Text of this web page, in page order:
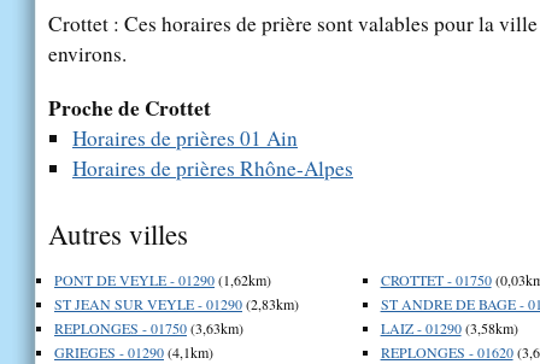
Crottet : Ces horaires de prière sont valables pour la
environs.
Proche de Crottet
Horaires de prières 01 Ain
Horaires de prières Rhône-Alpes
Autres villes
PONT DE VEYLE - 01290(1,62km)
ST JEAN SUR VEYLE - 01290(2,83km)
REPLONGES - 01750(3,63km)
GRIEGES - 01290(4,1km)
CROTTET - 01750
ST ANDRE DE BAGE -
LAIZ - 01290(3,58km)
REPLONGES - 01620